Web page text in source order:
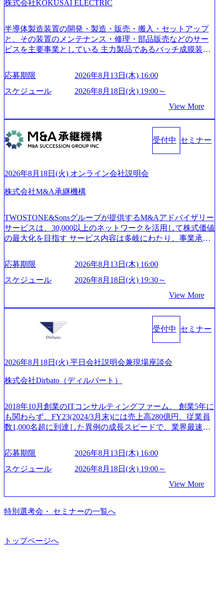
はあるが、社員の興味のある分野やスキルを活用したいな
着けたい方でも幅広に経験を積みたい方でも、キャリア形
成が柔軟に可能な環境である。 https://storage.googleapis.com/
our-vision-production.appspot.com/public/images/20240925204135
_93b1bff3-f71c-4bc9-8bd9-72a8a4826007_1200x554.webp https://
mages/20250502152751_46c65543-87ef-4e86-a85a-8649e1c532f9
_956x512.webp https://storage.googleapis.com/our-vision-producti
on.appspot.com/public/images/20250502152804_ba6aaa1a-9ffc-4f
m/our-vision-production.appspot.com/public/images/202505021528
ンプレクス社は、FinTech領域に強みを持つITコンサルティ
ング会社で、NRI、NTTDATAと同じく世界のFinTech Ranki
ngsTop 100企業にも選出されている。ITコンサルティング、
特長 ビジネスへの深い理解を持つコンサルタントが集うXs
pearと、最先端テクノロジーに深い知見を持つシンプレクス
社またはグループ会社との協力体制を築いている Xspear社
sion-production.appspot.com/public/images/20240925204111_caa9
4e4b-6aae-45a6-a0ce-b98154c816a2_1153x543.webp メンバー情
報 (https://www.xspear.co.jp/member/)一部抜粋 - 伊勢山 昇吾氏:
業界で新規事業戦略、成長戦略、PMI推進、業務改革等の幅
広いプロジェクトに従事 - 鈴木健仁氏：新卒でベイカレン
トに入社し最年少ディレクターを経てXspearに参画 - 梶田
案、人事組織テーマに強みを持ち、メディア・エンタメ業
界においてはDX戦略立案、NFT等の新規事業立案を得意と
する。 - 藏満 一馬氏：アクセンチュア出身。金融業界を中
心に、DX戦略策定、新規事業立案、組織変革、規制対応等
の幅広いプロジェクトを主導する。 - 天野 善仁氏：19卒Pw
ページ (https://www.xspear.co.jp/career/interviews/) 戦略だけの
から”のコンサルの在り方 (https://www.businessinsider.jp/articl
を取得 (https://www.agara.co.jp/article/382811) シンプレクスと
Xspear Consultingが、東京都港区の行政手続き100%デジタル
化を支援 (https://www.afpbb.com/articles/-/3520247) 【未経験
流工程、先端技術を学べる環境 【コンサルファーム経験
者】 ・専門領域に軸足を置きながら、他領域にもチャレン
ジできる環境 ・タイトルアップでのオファー ・現職ファー
ムより高いオファー年収 ・実力主義でプロモーションでき
る（ダブルスキップもあり） ・週に1度のアサインｍｔｇで
こまめに社員のキャリアについて検討してもらえる。結
果、なりたいキャリアを反映できるｐｊにアサインしても
るため、エンジニアの視点からも協業しクライアントへ価
株式会社KOKUSAI ELECTRIC
半導体製造装置の開発・製造・販売・搬入・セットアップ
と、その装置のメンテナンス・修理・部品販売などのサー
ビスを主要事業としている 主力製品であるバッチ成膜装置
世界トップクラスのシェアを有している 技術と対話を通じ
て未来を創造し、社会課題の解決に貢献することを目指し
ている Mission:私たちの技術/私たちの対話 Vision:夢を未来
話 IoT社会の浸透、AIの加速等により半導体需要は世界中で
急伸長しており、それに伴い半導体製造装置の需要も伸長
中 https://storage.googleapis.com/our-vision-production.appspot.co
m/public/images/20260224131045_0fee4978-bb25-43a7-a367-542
6b95cd599_1200x543.webp https://storage.googleapis.com/our-visi
cb8-329e-4a45-a8f5-73d9728b2cd7_1200x486.webp https://storag
e.googleapis.com/our-vision-production.appspot.com/public/image
s/20260224131100_d8b3379f-6e64-4566-aea4-924f21977d35_120
0x460.webp https://storage.googleapis.com/our-vision-production.a
810e-138e27965ee8_1200x386.webp グローバル人財育成を目
的とした「語学研修」、効果的なプレゼンのポイントを掴
み実践に強くなるための「プレゼン研修」、自社キャリア
アドバイザーによる自身のキャリア構築をめざす「キャリ
スタイム制度を実施しており、月単位の決められた労働時
間の範囲内で、出社・退社の時刻を社員の自己裁量に委
ね、ワークライフバランスを図りながら効率的に働くこと
ができる 【休日】 土日祝休みの完全週休2日制 2025年度の
休暇は年間24日（4月1日入社の場合）で、入社日に付与さ
れます。 年次有給休暇の残日数は、翌年度に繰り越すこと
ができます。 慶弔休暇は、事由により取得可能日数は異な
ュ休暇は、規程で定める勤続年数ごとに、連続5日のリフレ
ッシュ休暇を取得できます。 【育児や子の看護、介護など
の制度】 育児休暇： 対象：小学校1年修了時の3月31日まで
日2時間15分まで、始業・終業時刻の繰り上げ・繰り下げが
可能 子の看護休暇： 子1人につき5日まで取得でき、1時間
単位で取得することも可能 家族看護休暇： 5日まで取得で
度など】 独身寮：富山事業所の近くに、白風寮と青風寮の2
つの寮があり、以下の入居基準を満たす方が入居可能で
す。 ＜入居基準＞ ・満33歳までの独身者 ・自宅から勤務地
までの通勤総時間が2時間を超えること 住宅手当： 本社の
なるため、入居基準を満たす女性には住宅手当を支給しま
による引っ越し費用は、会社が負担します。 2026年8月18日
応募期限
2026年8月13日(木) 16:00
スケジュール
2026年8月18日(火) 19:00～
View More
受付中 セミナー
2026年8月18日(火) オンライン会社説明会
株式会社M&A承継機構
TWOSTONE&Sonsグループが提供するM&Aアドバイザリー
サービスは、30,000以上のネットワークを活用して株式価値
の最大化を目指す サービス内容は多岐にわたり、事業承継
リーなどが含まれており、幅広いニーズに対応 譲渡企業に
対しては完全成功報酬制を採用し、M&A以外の選択肢も尊
重する姿勢を持ち、将来の株価成長を取り込むスキームの
&A業界のリーディングカンパニーであり、領域にこだわら
ず幅広い案件に携わりながら自己成長とキャリアの挑戦が
可能 M&Aセンター出身者3名がメインメンバーであり、経
験豊富なアドバイザーと共に働くことで、M&Aや財務アド
バイザリーなどの専門知識を獲得し、キャリアを発展させ
となり、平均3000万～4000万の年収となる 内訳としては個
成活躍させるためのナレッジシェアおよび丁寧なOJTを欠か
19:30～ 所要時間 : 約1時間 2026年8月13日(木) 16:00 ＼応募
意思不問・業界未経験歓迎！／ M&A承継機構のビジョンや
業務内容、実際の働き方について詳しくお伝えするオンラ
イン説明会を開催いたします。 M&A業界に興味があり、ま
業界の情報を集めたい 働くイメージを具体的に知りたい M
&A業界にご興味がある方、転職を少しでもお考えの方はも
ちろん、情報収集をしたい方でも歓迎です。お気軽にご参
加ください。 当日は、質疑応答のお時間もご用意しており
ます。 是非、説明会にてお話できることを楽しみにしてお
ります。 説明会後にアンケート回答をお願いいたします。
オンライン(Google meets)
応募期限
2026年8月13日(木) 16:00
スケジュール
2026年8月18日(火) 19:30～
View More
受付中 セミナー
2026年8月18日(火) 平日会社説明会兼現場座談会
株式会社Dirbato（ディルバート）
2018年10月創業のITコンサルティングファーム。 創業5年に
も関わらず、FY23(2024/3月末)には売上高280億円、従業員
数1,000名超に到達した異例の成長スピードで、業界最速と
成⻑を遂げている。 現在コンサルティングファームでは外
資も含めて売上高TOP10にランクインしている。 主力事業
はITコンサルティング。幅広い業界の大企業を中心に、IT
支援している。 他方、インキュベーション事業を手掛けて
いるのも同社の特徴であり、 自社で新規事業開発も手掛け
つつ、複数社への出資～ハンズオン支援も行っている。 (参
ングファームや、Slerなどから優秀層が多数ジョイン。 http
応募期限
2026年8月13日(木) 16:00
スケジュール
2026年8月18日(火) 19:00～
View More
特別選考会・ セミナーの一覧へ
トップページへ